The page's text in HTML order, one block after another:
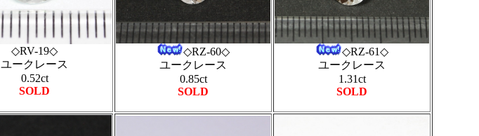
◇RV-19◇
ユークレース
0.52ct
SOLD
◇RZ-60◇
ユークレース
0.85ct
SOLD
◇RZ-61◇
ユークレース
1.31ct
SOLD